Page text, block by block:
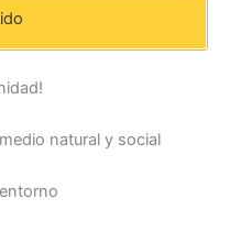
natural y social